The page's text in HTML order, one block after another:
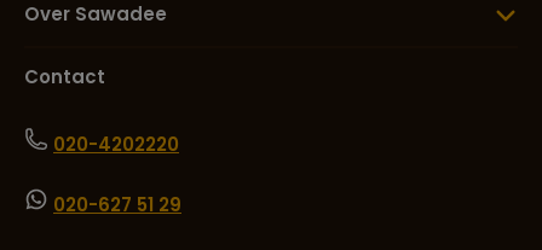
Over Sawadee
Contact
020-4202220
020-627 51 29